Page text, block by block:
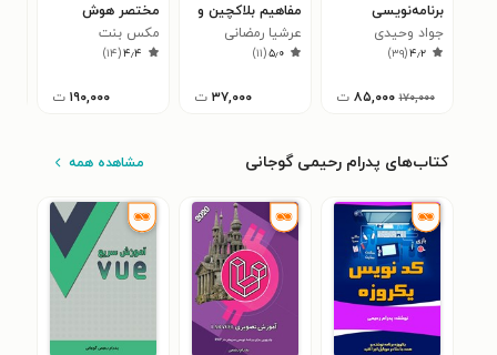
برنامه‌نویسی
پایتون
جواد وحیدی
۴٫۲(۳۹)
۱۷۰,۰۰۰ ۸۵,۰۰۰ ت
مفاهیم بلاکچین و
رمزارز
عرشیا رمضانی
۵٫۰(۱۱)
۳۷,۰۰۰ ت
مختصر هوش
مکس بنت
۴٫۴(۱۴)
۱۹۰,۰۰۰ ت
کتاب‌های پدرام رحیمی گوجانی مشاهده همه